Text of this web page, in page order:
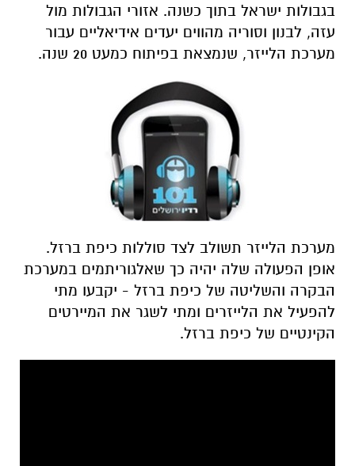
בגבולות ישראל בתוך כשנה. אזורי הגבולות מול
עזה, לבנון וסוריה מהווים יעדים אידיאליים עבור
מערכת הלייזר, שנמצאת בפיתוח כמעט 20 שנה
.
מערכת הלייזר תשולב לצד סוללות כיפת ברזל.
אופן הפעולה שלה יהיה כך שאלגוריתמים במערכת
הבקרה והשליטה של כיפת ברזל - יקבעו מתי
להפעיל את הלייזרים ומתי לשגר את המיירטים
הקינטיים של כיפת ברזל.